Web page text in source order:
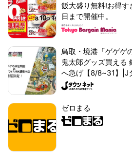
飯大盛り無料!お得
日まで開催中。
鳥取・境港「ゲゲゲ
鬼太郎グッズ買える
へ急げ【8/8~31】|J
ゼロまる